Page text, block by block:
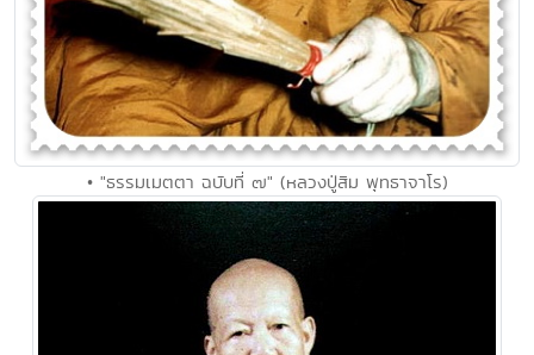
• "ธรรมเมตตา ฉบับที่ ๗" (หลวงปู่สิม พุทธาจาโร)